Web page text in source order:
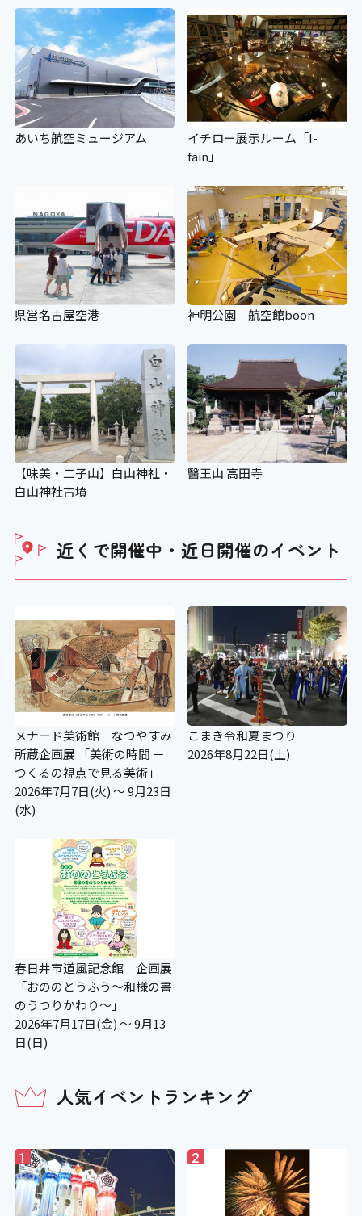
あいち航空ミュージアム
イチロー展示ルーム「I-
fain」
県営名古屋空港 神明公園 航空館boon
【味美・二子山】白山神社・
白山神社古墳
醫王山 高田寺
近くで開催中・近日開催のイベント
メナード美術館 なつやすみ
所蔵企画展 「美術の時間 －
つくるの視点で見る美術」
2026年7月7日(火) ～ 9月23日
(水)
こまき令和夏まつり
2026年8月22日(土)
春日井市道風記念館 企画展
「おののとうふう～和様の書
のうつりかわり～」
2026年7月17日(金) ～ 9月13
日(日)
人気イベントランキング
1 2